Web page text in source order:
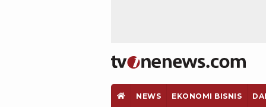
NEWS EKONOMI BISNIS